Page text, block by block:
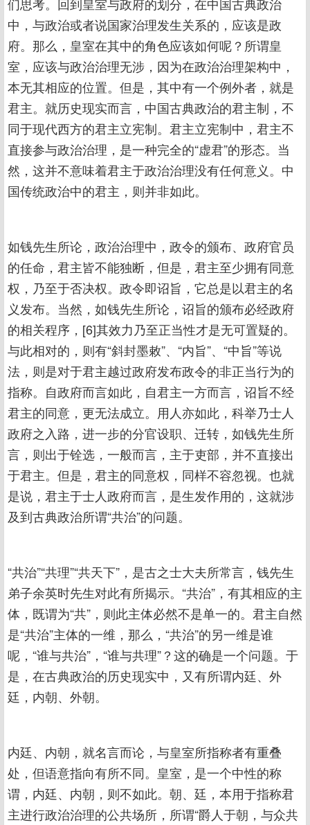
中，与政治或者说国家治理发生关系的，应该是政
府。那么，皇室在其中的角色应该如何呢？所谓皇
室，应该与政治治理无涉，因为在政治治理架构中，
本无其相应的位置。但是，其中有一个例外者，就是
君主。就历史现实而言，中国古典政治的君主制，不
同于现代西方的君主立宪制。君主立宪制中，君主不
直接参与政治治理，是一种完全的“虚君”的形态。当
然，这并不意味着君主于政治治理没有任何意义。中
国传统政治中的君主，则并非如此。
如钱先生所论，政治治理中，政令的颁布、政府官员
的任命，君主皆不能独断，但是，君主至少拥有同意
权，乃至于否决权。政令即诏旨，它总是以君主的名
义发布。当然，如钱先生所论，诏旨的颁布必经政府
的相关程序，[6]其效力乃至正当性才是无可置疑的。
与此相对的，则有“斜封墨敕”、“内旨”、“中旨”等说
法，则是对于君主越过政府发布政令的非正当行为的
指称。自政府而言如此，自君主一方而言，诏旨不经
君主的同意，更无法成立。用人亦如此，科举乃士人
政府之入路，进一步的分官设职、迁转，如钱先生所
言，则出于铨选，一般而言，主于吏部，并不直接出
于君主。但是，君主的同意权，同样不容忽视。也就
是说，君主于士人政府而言，是生发作用的，这就涉
及到古典政治所谓“共治”的问题。
“共治”“共理”“共天下”，是古之士大夫所常言，钱先生
弟子余英时先生对此有所揭示。“共治”，有其相应的主
体，既谓为“共”，则此主体必然不是单一的。君主自然
是“共治”主体的一维，那么，“共治”的另一维是谁
呢，“谁与共治”，“谁与共理”？这的确是一个问题。于
是，在古典政治的历史现实中，又有所谓内廷、外
廷，内朝、外朝。
内廷、内朝，就名言而论，与皇室所指称者有重叠
处，但语意指向有所不同。皇室，是一个中性的称
谓，内廷、内朝，则不如此。朝、廷，本用于指称君
主进行政治治理的公共场所，所谓“爵人于朝，与众共